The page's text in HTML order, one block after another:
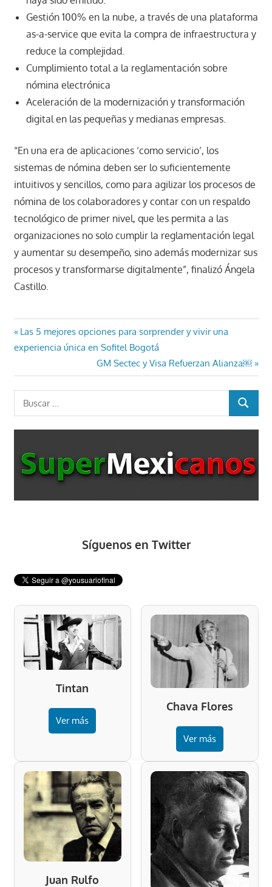
Gestión 100% en la nube, a través de una plataforma
as-a-service que evita la compra de infraestructura y
reduce la complejidad.
Cumplimiento total a la reglamentación sobre
nómina electrónica
Aceleración de la modernización y transformación
digital en las pequeñas y medianas empresas.
“En una era de aplicaciones ‘como servicio’, los
sistemas de nómina deben ser lo suficientemente
intuitivos y sencillos, como para agilizar los procesos de
nómina de los colaboradores y contar con un respaldo
tecnológico de primer nivel, que les permita a las
organizaciones no solo cumplir la reglamentación legal
y aumentar su desempeño, sino además modernizar sus
procesos y transformarse digitalmente”, finalizó Ángela
Castillo.
Navegación
de
entradas
Entrada
anterior:
Las 5 mejores opciones para sorprender y vivir una
experiencia única en Sofitel Bogotá
Entrada
siguiente:
GM Sectec y Visa Refuerzan Alianza￼
BUSCAR
Síguenos en Twitter
Tintan
Ver más
Chava Flores
Ver más
Juan Rulfo